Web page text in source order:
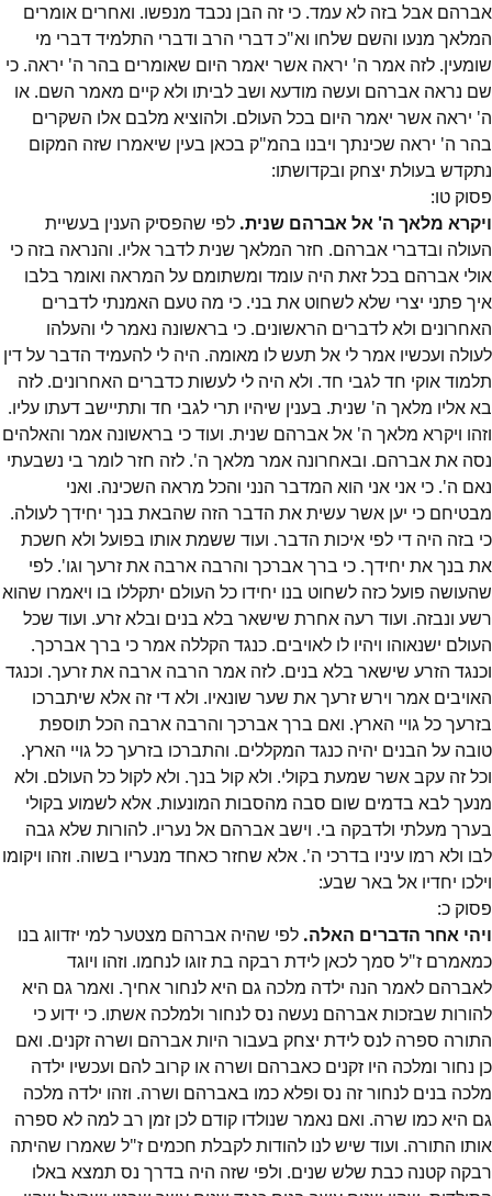
אברהם אבל בזה לא עמד. כי זה הבן נכבד מנפשו. ואחרים אומרים
המלאך מנעו והשם שלחו וא"כ דברי הרב ודברי התלמיד דברי מי
שומעין. לזה אמר ה' יראה אשר יאמר היום שאומרים בהר ה' יראה. כי
שם נראה אברהם ועשה מודעא ושב לביתו ולא קיים מאמר השם. או
ה' יראה אשר יאמר היום בכל העולם. ולהוציא מלבם אלו השקרים
בהר ה' יראה שכינתך ויבנו בהמ"ק בכאן בעין שיאמרו שזה המקום
נתקדש בעולת יצחק ובקדושתו:
פסוק טו:
ויקרא מלאך ה' אל אברהם שנית. לפי שהפסיק הענין בעשיית
העולה ובדברי אברהם. חזר המלאך שנית לדבר אליו. והנראה בזה כי
אולי אברהם בכל זאת היה עומד ומשתומם על המראה ואומר בלבו
איך פתני יצרי שלא לשחוט את בני. כי מה טעם האמנתי לדברים
האחרונים ולא לדברים הראשונים. כי בראשונה נאמר לי והעלהו
לעולה ועכשיו אמר לי אל תעש לו מאומה. היה לי להעמיד הדבר על דין
תלמוד אוקי חד לגבי חד. ולא היה לי לעשות כדברים האחרונים. לזה
בא אליו מלאך ה' שנית. בענין שיהיו תרי לגבי חד ותתיישב דעתו עליו.
וזהו ויקרא מלאך ה' אל אברהם שנית. ועוד כי בראשונה אמר והאלהים
נסה את אברהם. ובאחרונה אמר מלאך ה'. לזה חזר לומר בי נשבעתי
נאם ה'. כי אני אני הוא המדבר הנני והכל מראה השכינה. ואני
מבטיחם כי יען אשר עשית את הדבר הזה שהבאת בנך יחידך לעולה.
כי בזה היה די לפי איכות הדבר. ועוד ששמת אותו בפועל ולא חשכת
את בנך את יחידך. כי ברך אברכך והרבה ארבה את זרעך וגו'. לפי
שהעושה פועל כזה לשחוט בנו יחידו כל העולם יתקללו בו ויאמרו שהוא
רשע ונבזה. ועוד רעה אחרת שישאר בלא בנים ובלא זרע. ועוד שכל
העולם ישנאוהו ויהיו לו לאויבים. כנגד הקללה אמר כי ברך אברכך.
וכנגד הזרע שישאר בלא בנים. לזה אמר הרבה ארבה את זרעך. וכנגד
האויבים אמר וירש זרעך את שער שונאיו. ולא די זה אלא שיתברכו
בזרעך כל גויי הארץ. ואם ברך אברכך והרבה ארבה הכל תוספת
טובה על הבנים יהיה כנגד המקללים. והתברכו בזרעך כל גויי הארץ.
וכל זה עקב אשר שמעת בקולי. ולא קול בנך. ולא לקול כל העולם. ולא
מנעך לבא בדמים שום סבה מהסבות המונעות. אלא לשמוע בקולי
בערך מעלתי ולדבקה בי. וישב אברהם אל נעריו. להורות שלא גבה
לבו ולא רמו עיניו בדרכי ה'. אלא שחזר כאחד מנעריו בשוה. וזהו ויקומו
וילכו יחדיו אל באר שבע:
פסוק כ:
ויהי אחר הדברים האלה. לפי שהיה אברהם מצטער למי יזדווג בנו
כמאמרם ז"ל סמך לכאן לידת רבקה בת זוגו לנחמו. וזהו ויוגד
לאברהם לאמר הנה ילדה מלכה גם היא לנחור אחיך. ואמר גם היא
להורות שבזכות אברהם נעשה נס לנחור ולמלכה אשתו. כי ידוע כי
התורה ספרה לנס לידת יצחק בעבור היות אברהם ושרה זקנים. ואם
כן נחור ומלכה היו זקנים כאברהם ושרה או קרוב להם ועכשיו ילדה
מלכה בנים לנחור זה נס ופלא כמו באברהם ושרה. וזהו ילדה מלכה
גם היא כמו שרה. ואם נאמר שנולדו קודם לכן זמן רב למה לא ספרה
אותו התורה. ועוד שיש לנו להודות לקבלת חכמים ז"ל שאמרו שהיתה
רבקה קטנה כבת שלש שנים. ולפי שזה היה בדרך נס תמצא באלו